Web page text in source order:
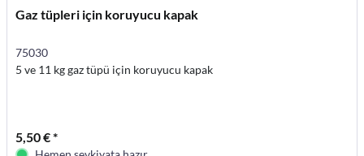
Gaz tüpleri için koruyucu kapak
75030
5 ve 11 kg gaz tüpü için koruyucu kapak
5,50 € *